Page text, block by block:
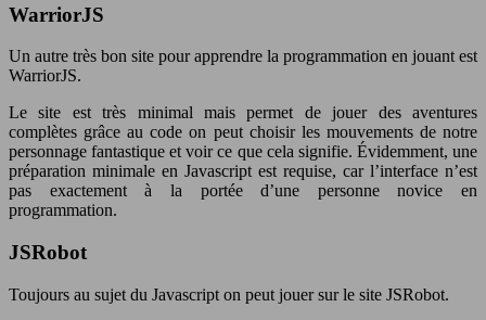
WarriorJS
Un autre très bon site pour apprendre la programmation en jouant est
WarriorJS.
Le site est très minimal mais permet de jouer des aventures
complètes grâce au code on peut choisir les mouvements de notre
personnage fantastique et voir ce que cela signifie. Évidemment, une
préparation minimale en Javascript est requise, car l’interface n’est
pas exactement à la portée d’une personne novice en
programmation.
JSRobot
Toujours au sujet du Javascript on peut jouer sur le site JSRobot.